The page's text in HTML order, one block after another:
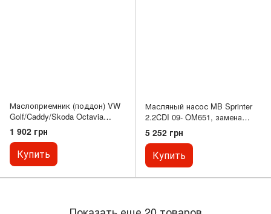
Маслоприемник (поддон) VW
Golf/Caddy/Skoda Octavia
1.9TDI/2.0SDI 04-10
1 902 грн
Купить
Масляный насос MB Sprinter
2.2CDI 09- OM651, замена
0189974645
5 252 грн
Купить